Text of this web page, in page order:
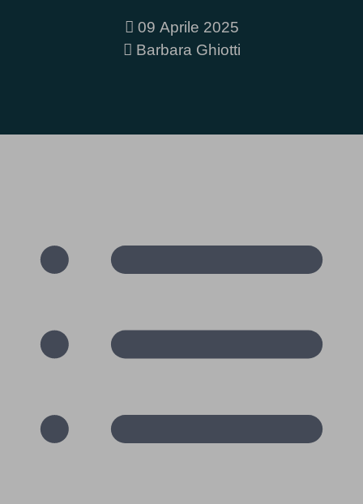
09 Aprile 2025
Barbara Ghiotti